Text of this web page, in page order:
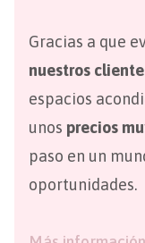
Gracias a que
nuestros
espacios
unos precios
paso en un
oportunidades.